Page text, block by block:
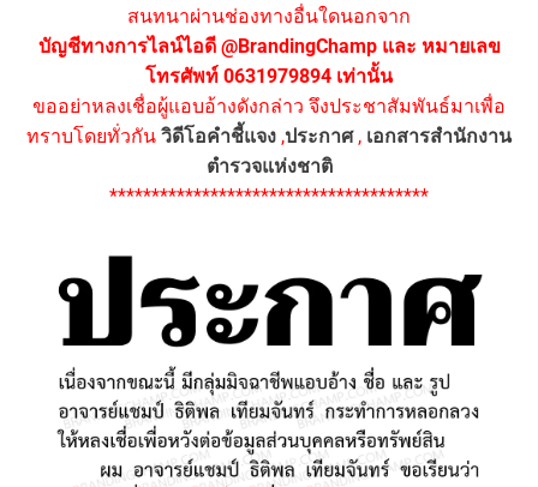
สนทนาผ่านช่องทางอื่นใดนอกจาก
บัญชีทางการไลน์ไอดี @BrandingChamp และ หมายเลข
โทรศัพท์ 0631979894 เท่านั้น
ขออย่าหลงเชื่อผู้แอบอ้างดังกล่าว จึงประชาสัมพันธ์มาเพื่อ
ทราบโดยทั่วกัน วิดีโอคำชี้แจง ,ประกาศ, เอกสารสำนักงาน
ตำรวจแห่งชาติ
**************************************